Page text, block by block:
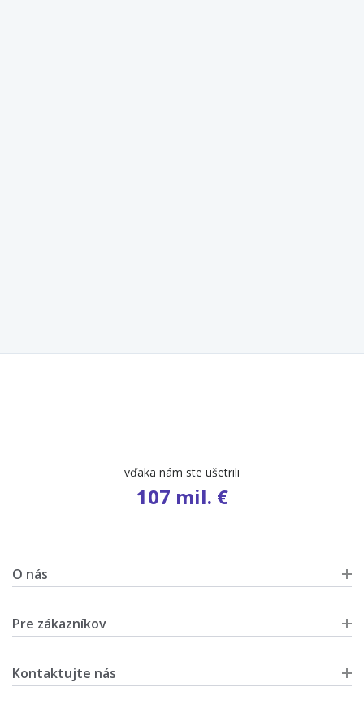
vďaka nám ste ušetrili
107 mil. €
O nás
Pre zákazníkov
Kontaktujte nás